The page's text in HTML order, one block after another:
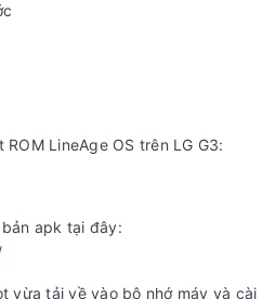
LineAge OS trên LG G3:
apk tại đây:
vừa tải về vào bộ nhớ máy và cài